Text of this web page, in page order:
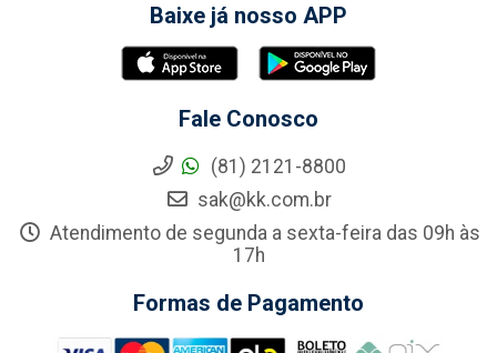
Baixe já nosso APP
Fale Conosco
(81) 2121-8800
sak@kk.com.br
Atendimento de segunda a sexta-feira das 09h às
17h
Formas de Pagamento